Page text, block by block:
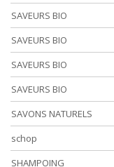
SAVEURS BIO
SAVEURS BIO
SAVEURS BIO
SAVEURS BIO
SAVONS NATURELS
schop
SHAMPOING